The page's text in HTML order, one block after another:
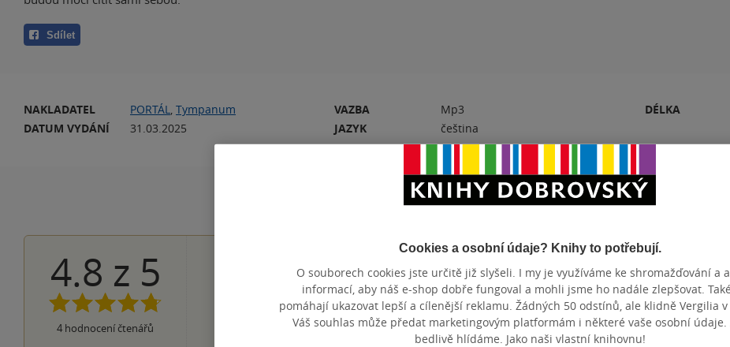
Sdílet
NAKLADATEL PORTÁL, Tympanum
DATUM VYDÁNÍ
31.03.2025
VAZBA
Mp3
JAZYK
čeština
DÉLKA
Hodnocení a recenze čtenářů
4.8 z 5
4 hodnocení čtenářů
5 hvězdiček
4 hvězdičky
3 hvězdičky
2 hvězdičky
1 hvezdička
PŘIDEJTE SVÉ HODNOCENÍ PRODUKTU
Hodnocení našich knihkupců: 0.0 z 5
Cookies a osobní údaje? Knihy to potřebují.
O souborech cookies jste určitě již slyšeli. I my je využíváme ke shromažďování a
informací, aby náš e-shop dobře fungoval a mohli jsme ho nadále zlepšovat.
pomáhají ukazovat lepší a cílenější reklamu. Žádných 50 odstínů, ale klidně Vergilia v
Váš souhlas může předat marketingovým platformám i některé vaše osobní údaje.
bedlivě hlídáme. Jako naši vlastní knihovnu!